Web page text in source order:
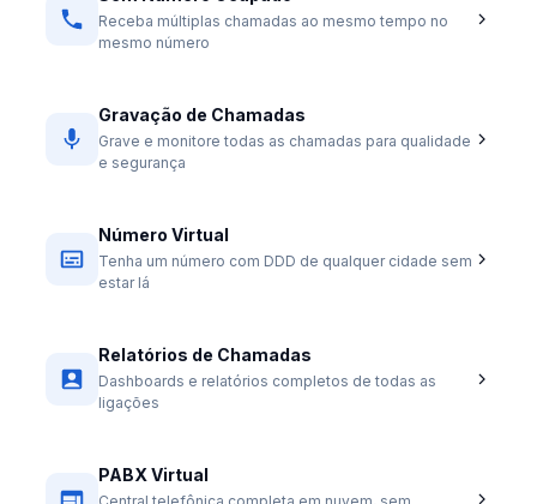
Receba múltiplas chamadas ao mesmo tempo no
mesmo número
Gravação de Chamadas
Grave e monitore todas as chamadas para qualidade
e segurança
Número Virtual
Tenha um número com DDD de qualquer cidade sem
estar lá
Relatórios de Chamadas
Dashboards e relatórios completos de todas as
ligações
PABX Virtual